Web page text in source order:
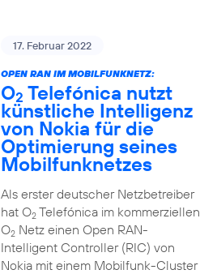
17. Februar 2022
OPEN RAN IM MOBILFUNKNETZ:
O2 Telefónica nutzt
künstliche Intelligenz
von Nokia für die
Optimierung seines
Mobilfunknetzes
Als erster deutscher Netzbetreiber
hat O2Telefónica im kommerziellen
O2Netz einen Open RAN-
Intelligent Controller (RIC) von
Nokia mit einem Mobilfunk-Cluster